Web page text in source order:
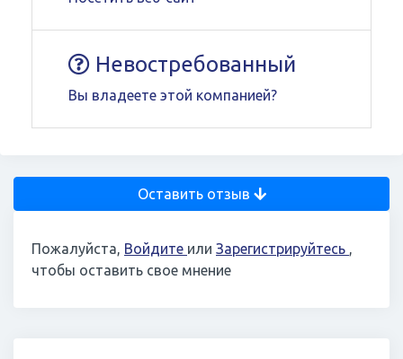
Невостребованный
Вы владеете этой компанией?
Оставить отзыв
Пожалуйста, Войдите или Зарегистрируйтесь ,
чтобы оставить свое мнение